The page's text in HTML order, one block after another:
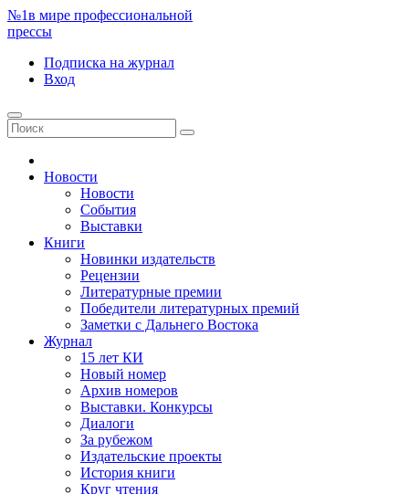
№1в мире профессиональной
прессы
Подписка на журнал
Вход
Новости
Новости
События
Выставки
Книги
Новинки издательств
Рецензии
Литературные премии
Победители литературных премий
Заметки с Дальнего Востока
Журнал
15 лет КИ
Новый номер
Архив номеров
Выставки. Конкурсы
Диалоги
За рубежом
Издательские проекты
История книги
Круг чтения